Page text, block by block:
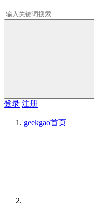
登录 注册
geekgao首页